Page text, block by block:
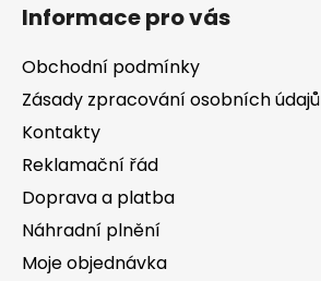
Informace pro vás
Obchodní podmínky
Zásady zpracování osobních údajů
Kontakty
Reklamační řád
Doprava a platba
Náhradní plnění
Moje objednávka